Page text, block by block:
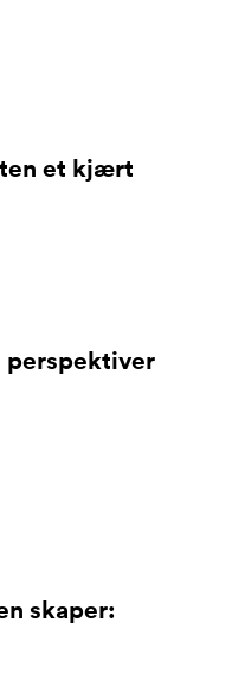
et kjært
perspektiver
skaper: